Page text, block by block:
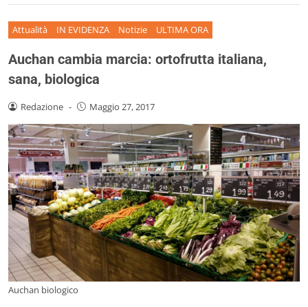
Attualità IN EVIDENZA Notizie ULTIMA ORA
Auchan cambia marcia: ortofrutta italiana,
sana, biologica
Redazione - Maggio 27, 2017
Auchan biologico